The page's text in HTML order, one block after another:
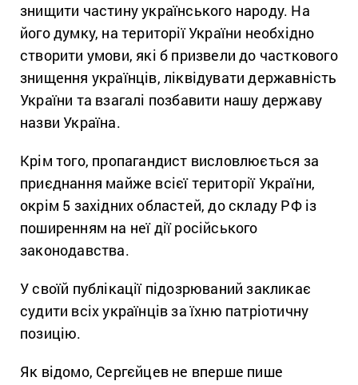
знищити частину українського народу. На
його думку, на території України необхідно
створити умови, які б призвели до часткового
знищення українців, ліквідувати державність
України та взагалі позбавити нашу державу
назви Україна.
Крім того, пропагандист висловлюється за
приєднання майже всієї території України,
окрім 5 західних областей, до складу РФ із
поширенням на неї дії російського
законодавства.
У своїй публікації підозрюваний закликає
судити всіх українців за їхню патріотичну
позицію.
Як відомо, Сергєйцев не вперше пише